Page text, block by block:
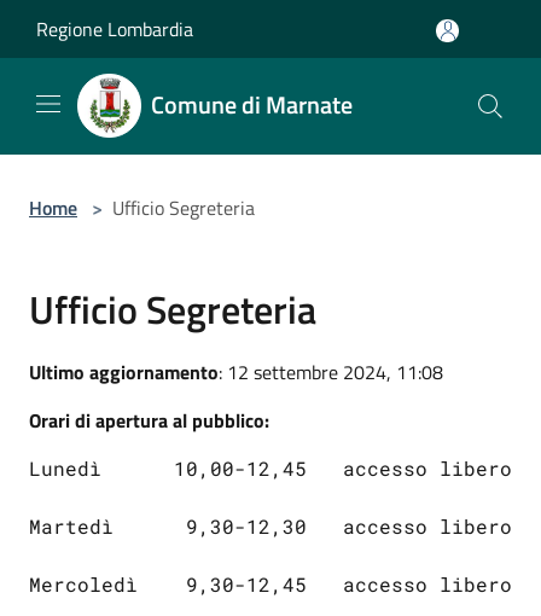
Regione Lombardia
Comune di Marnate
Home > Ufficio Segreteria
Ufficio Segreteria
Ultimo aggiornamento: 12 settembre 2024, 11:08
Orari di apertura al pubblico:
Lunedì      10,00-12,45   accesso libero
Martedì      9,30-12,30   accesso libero
Mercoledì    9,30-12,45   accesso libero